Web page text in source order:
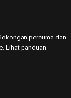
percuma dan
Lihat panduan